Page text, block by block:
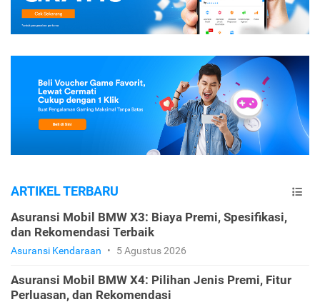
ARTIKEL TERBARU
Asuransi Mobil BMW X3: Biaya Premi, Spesifikasi,
dan Rekomendasi Terbaik
Asuransi Kendaraan • 5 Agustus 2026
Asuransi Mobil BMW X4: Pilihan Jenis Premi, Fitur
Perluasan, dan Rekomendasi